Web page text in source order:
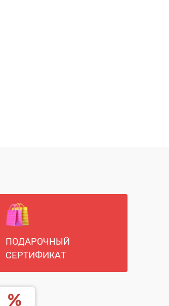
ПОДАРОЧНЫЙ
СЕРТИФИКАТ